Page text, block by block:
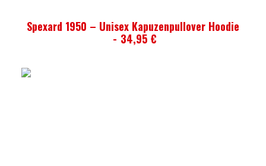
AUSFÜHRUNG WÄHLEN
Spexard 1950 – Unisex Kapuzenpullover Hoodie
34,95 €